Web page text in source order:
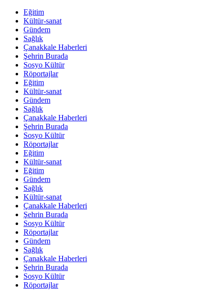
Eğitim
Kültür-sanat
Gündem
Sağlık
Çanakkale Haberleri
Şehrin Burada
Sosyo Kültür
Röportajlar
Eğitim
Kültür-sanat
Gündem
Sağlık
Çanakkale Haberleri
Şehrin Burada
Sosyo Kültür
Röportajlar
Eğitim
Kültür-sanat
Eğitim
Gündem
Sağlık
Kültür-sanat
Çanakkale Haberleri
Şehrin Burada
Sosyo Kültür
Röportajlar
Gündem
Sağlık
Çanakkale Haberleri
Şehrin Burada
Sosyo Kültür
Röportajlar